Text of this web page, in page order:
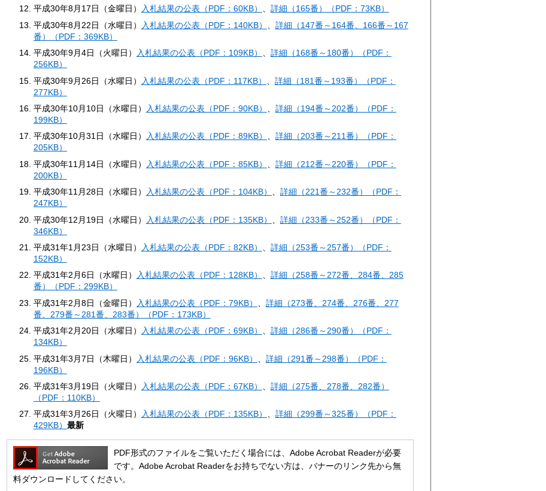
平成30年8月17日（金曜日）
入札結果の公表（PDF：60KB） 、 詳細（165番）（PDF：73KB）
平成30年8月22日（水曜日）
入札結果の公表（PDF：140KB）
詳細（147番～164番、166番～167
番）（PDF：369KB）
平成30年9月4日（火曜日）
入札結果の公表（PDF：109KB） 、 詳細（168番～180番）（PDF：
256KB）
平成30年9月26日（水曜日）
入札結果の公表（PDF：117KB）
詳細（181番～193番）（PDF：
277KB）
平成30年10月10日（水曜日）
入札結果の公表（PDF：90KB）
詳細（194番～202番）（PDF：
199KB）
平成30年10月31日（水曜日）
入札結果の公表（PDF：89KB） 、 詳細（203番～211番）（PDF：
205KB）
平成30年11月14日（水曜日）
入札結果の公表（PDF：85KB）
詳細（212番～220番）（PDF：
200KB）
平成30年11月28日（水曜日）
入札結果の公表（PDF：104KB） 、 詳細（221番～232番）（PDF：
247KB）
平成30年12月19日（水曜日）
入札結果の公表（PDF：135KB）
詳細（233番～252番）（PDF：
346KB）
平成31年1月23日（水曜日）
入札結果の公表（PDF：82KB）
詳細（253番～257番）（PDF：
152KB）
平成31年2月6日（水曜日）
入札結果の公表（PDF：128KB） 、 詳細（258番～272番、284番、285
番）（PDF：299KB）
平成31年2月8日（金曜日）
入札結果の公表（PDF：79KB）
詳細（273番、274番、276番、277
番、279番～281番、283番）（PDF：173KB）
平成31年2月20日（水曜日）
入札結果の公表（PDF：69KB）
詳細（286番～290番）（PDF：
134KB）
平成31年3月7日（木曜日）
入札結果の公表（PDF：96KB）
詳細（291番～298番）（PDF：
196KB）
平成31年3月19日（火曜日）
入札結果の公表（PDF：67KB）
詳細（275番、278番、282番）
（PDF：110KB）
平成31年3月26日（火曜日）
入札結果の公表（PDF：135KB） 、 詳細（299番～325番）（PDF：
429KB） 最新
PDF形式のファイルをご覧いただく場合には、Adobe Acrobat Readerが必要
です。Adobe Acrobat Readerをお持ちでない方は、バナーのリンク先から無
料ダウンロードしてください。